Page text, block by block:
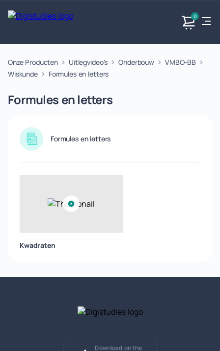
0
Exacte
vakken
vakken.
Taalvakken Maatschappijvakken Producten
Onze Producten Uitlegvideo's Onderbouw
VMBO-BB
Wiskunde
Formules en letters
Formules en letters
Formules en letters
Kwadraten
Download on the